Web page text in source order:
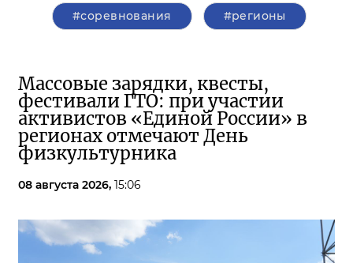
#соревнования #регионы
Массовые зарядки, квесты,
фестивали ГТО: при участии
активистов «Единой России» в
регионах отмечают День
физкультурника
08 августа 2026, 15:06